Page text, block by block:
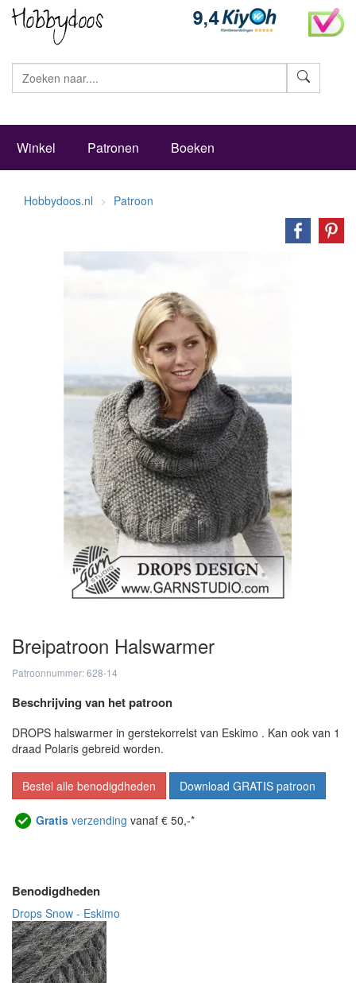
Winkel Patronen Boeken
Hobbydoos.nl Patroon
Breipatroon Halswarmer
Patroonnummer: 628-14
Beschrijving van het patroon
DROPS halswarmer in gerstekorrelst van Eskimo . Kan ook van 1
draad Polaris gebreid worden.
Bestel alle benodigdheden Download GRATIS patroon
Gratis verzending vanaf € 50,-*
Benodigdheden
Drops Snow - Eskimo